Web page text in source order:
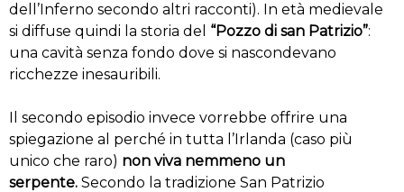
dell’Inferno secondo altri racconti). In età medievale
si diffuse quindi la storia del “Pozzo di san Patrizio”:
una cavità senza fondo dove si nascondevano
ricchezze inesauribili.
Il secondo episodio invece vorrebbe offrire una
spiegazione al perché in tutta l’Irlanda (caso più
unico che raro) non viva nemmeno un
serpente. Secondo la tradizione San Patrizio